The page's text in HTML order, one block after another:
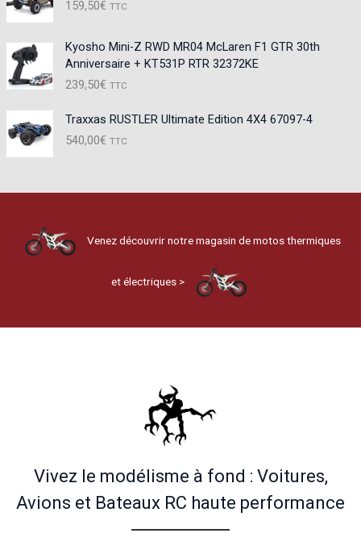
159,50€ TTC
Kyosho Mini-Z RWD MR04 McLaren F1 GTR 30th
Anniversaire + KT531P RTR 32372KE
239,50€ TTC
Traxxas RUSTLER Ultimate Edition 4X4 67097-4
540,00€ TTC
Venez découvrir notre magasin de motos thermiques
et électriques >
Vivez le modélisme à fond : Voitures,
Avions et Bateaux RC haute performance